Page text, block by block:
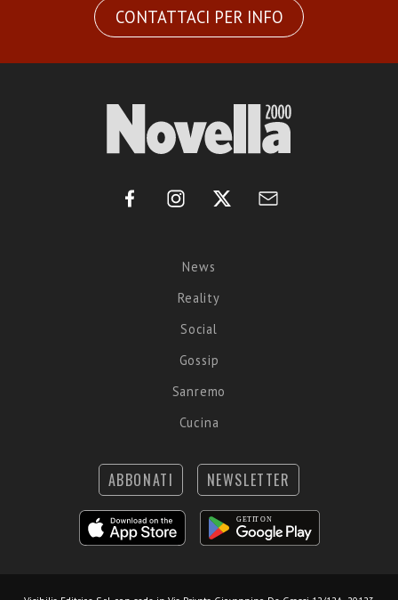
CONTATTACI PER INFO
News
Reality
Social
Gossip
Sanremo
Cucina
ABBONATI NEWSLETTER